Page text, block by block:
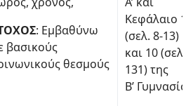
: Εμβαθύνω
βασικούς
θεσμούς
Κεφάλαιο 1
(σελ. 8-13)
και 10
131) της
Β’